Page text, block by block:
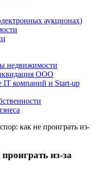
аукционах)
недвижимости
ООО
IT компаний и Start-up
как не проиграть из-
из-за